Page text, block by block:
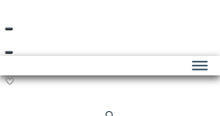
content